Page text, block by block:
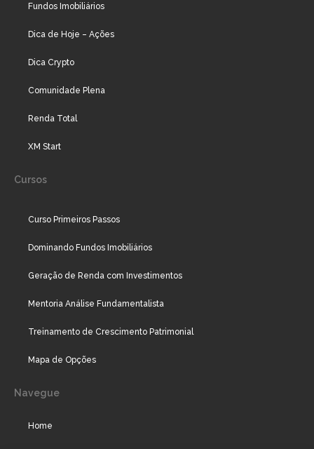
Fundos Imobiliários
Dica de Hoje – Ações
Dica Crypto
Comunidade Plena
Renda Total
XM Start
Cursos
Curso Primeiros Passos
Dominando Fundos Imobiliários
Geração de Renda com Investimentos
Mentoria Análise Fundamentalista
Treinamento de Crescimento Patrimonial
Mapa de Opções
Navegue
Home